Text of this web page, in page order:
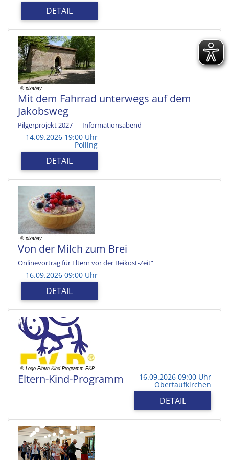
DETAIL
Mit dem Fahrrad unterwegs auf dem
Jakobsweg
Pilgerprojekt 2027 — Informationsabend
14.09.2026 19:00 Uhr
Polling
DETAIL
Von der Milch zum Brei
Onlinevortrag für Eltern vor der Beikost-Zeit“
16.09.2026 09:00 Uhr
DETAIL
Eltern-Kind-Programm 16.09.2026 09:00 Uhr
Obertaufkirchen
DETAIL